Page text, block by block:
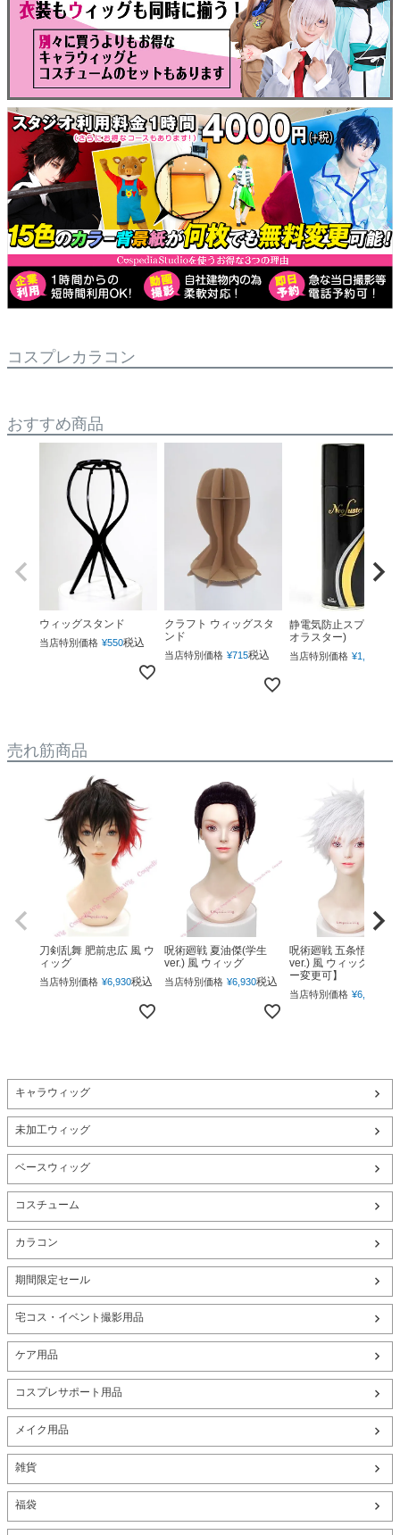
コスプレカラコン
おすすめ商品
ウィッグスタンド
当店特別価格 ¥550税込
クラフト ウィッグスタ
ンド
当店特別価格 ¥715税込
静電気防止スプレー(ネ
オラスター)
当店特別価格 ¥1,760
売れ筋商品
刀剣乱舞 肥前忠広 風 ウ
ィッグ
当店特別価格 ¥6,930税込
呪術廻戦 夏油傑(学生
ver.) 風 ウィッグ
当店特別価格 ¥6,930税込
呪術廻戦 五条悟(下ろ
ver.) 風 ウィッグ 【カ
ー変更可】
当店特別価格 ¥6,930
キャラウィッグ
未加工ウィッグ
ベースウィッグ
コスチューム
カラコン
期間限定セール
宅コス・イベント撮影用品
ケア用品
コスプレサポート用品
メイク用品
雑貨
福袋